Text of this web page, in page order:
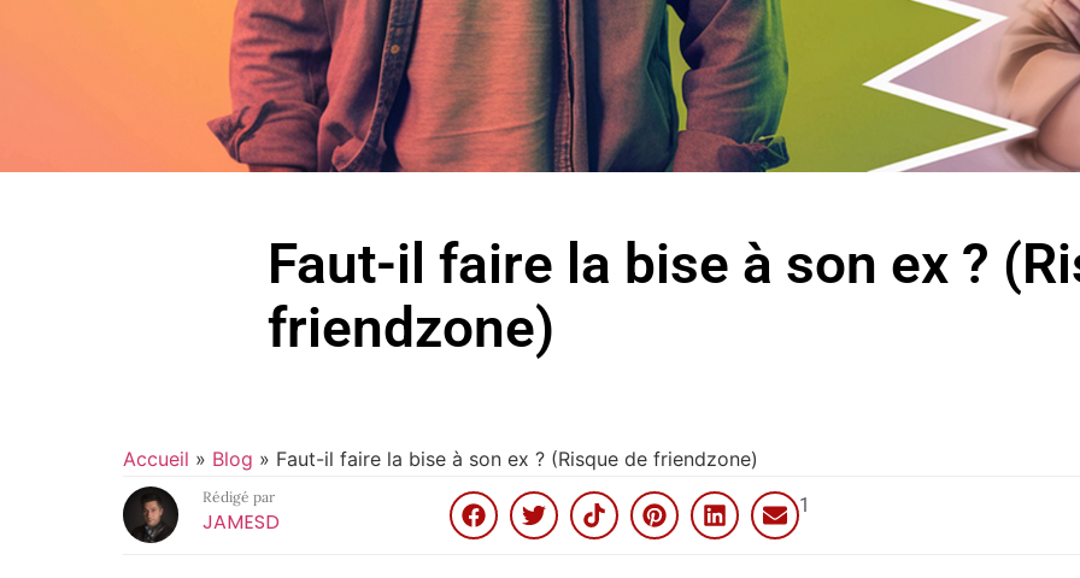
Faut-il faire la bise à son ex ?
friendzone)
Accueil » Blog » Faut-il faire la bise à son ex ? (Risque de friendzone)
Rédigé par
JAMESD
1